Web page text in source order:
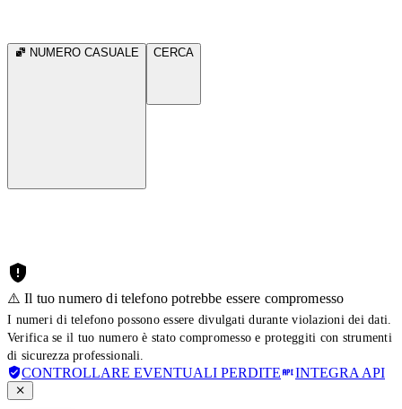
NUMERO CASUALE CERCA
⚠️ Il tuo numero di telefono potrebbe essere compromesso
I numeri di telefono possono essere divulgati durante violazioni dei dati.
Verifica se il tuo numero è stato compromesso e proteggiti con strumenti
di sicurezza professionali.
CONTROLLARE EVENTUALI PERDITE INTEGRA API